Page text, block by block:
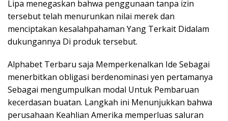
Lipa menegaskan bahwa penggunaan tanpa izin
tersebut telah menurunkan nilai merek dan
menciptakan kesalahpahaman Yang Terkait Didalam
dukungannya Di produk tersebut.
Alphabet Terbaru saja Memperkenalkan Ide Sebagai
menerbitkan obligasi berdenominasi yen pertamanya
Sebagai mengumpulkan modal Untuk Pembaruan
kecerdasan buatan. Langkah ini Menunjukkan bahwa
perusahaan Keahlian Amerika memperluas saluran